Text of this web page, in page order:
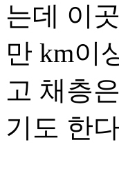
는데 이
만 km이
고 채층
기도 한